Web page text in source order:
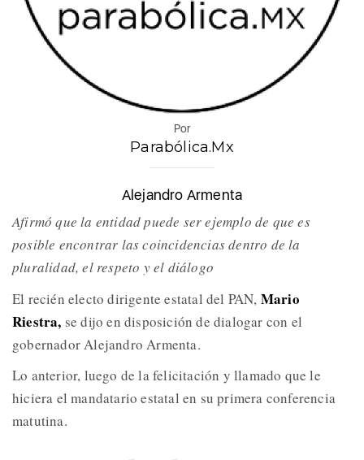
Por
Parabólica.Mx
Alejandro Armenta
Afirmó que la entidad puede ser ejemplo de que es
posible encontrar las coincidencias dentro de la
pluralidad, el respeto y el diálogo
El recién electo dirigente estatal del PAN, Mario
Riestra, se dijo en disposición de dialogar con el
gobernador Alejandro Armenta.
Lo anterior, luego de la felicitación y llamado que le
hiciera el mandatario estatal en su primera conferencia
matutina.